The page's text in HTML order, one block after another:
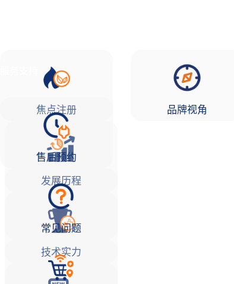
售后预约
常见问题
焦点注册
发展历程
技术实力
品牌视角